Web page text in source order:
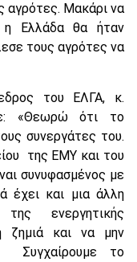
Μακάρι να
η Ελλάδα θα ήταν
τους αγρότες να
του ΕΛΓΑ, κ.
«Θεωρώ ότι το
συνεργάτες του.
της ΕΜΥ και του
συνυφασμένος με
έχει και μια άλλη
ενεργητικής
ζημιά και να μην
Συγχαίρουμε το